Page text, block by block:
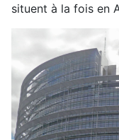
situent à la fois en